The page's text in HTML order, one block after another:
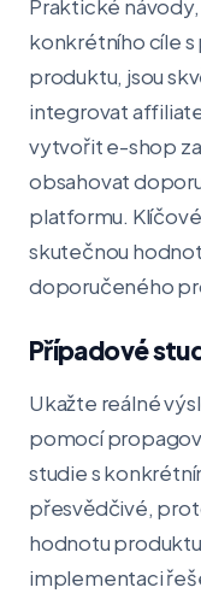
Praktické
konkrétního cíle
produktu, jsou
integrovat
vytvořit e-shop
obsahovat
platformu.
skutečnou
doporučeného
Případové
Ukažte reálné
pomocí
studie s
přesvědčivé,
hodnotu
implementaci